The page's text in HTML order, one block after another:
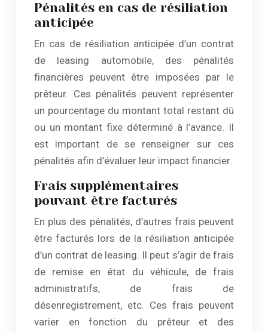
Pénalités en cas de résiliation
anticipée
En cas de résiliation anticipée d’un contrat
de leasing automobile, des pénalités
financières peuvent être imposées par le
prêteur. Ces pénalités peuvent représenter
un pourcentage du montant total restant dû
ou un montant fixe déterminé à l’avance. Il
est important de se renseigner sur ces
pénalités afin d’évaluer leur impact financier.
Frais supplémentaires
pouvant être facturés
En plus des pénalités, d’autres frais peuvent
être facturés lors de la résiliation anticipée
d’un contrat de leasing. Il peut s’agir de frais
de remise en état du véhicule, de frais
administratifs, de frais de
désenregistrement, etc. Ces frais peuvent
varier en fonction du prêteur et des